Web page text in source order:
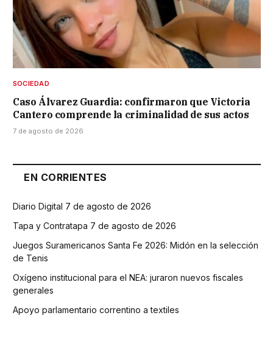
SOCIEDAD
Caso Álvarez Guardia: confirmaron que Victoria
Cantero comprende la criminalidad de sus actos
7 de agosto de 2026
EN CORRIENTES
Diario Digital 7 de agosto de 2026
Tapa y Contratapa 7 de agosto de 2026
Juegos Suramericanos Santa Fe 2026: Midón en la selección
de Tenis
Oxígeno institucional para el NEA: juraron nuevos fiscales
generales
Apoyo parlamentario correntino a textiles